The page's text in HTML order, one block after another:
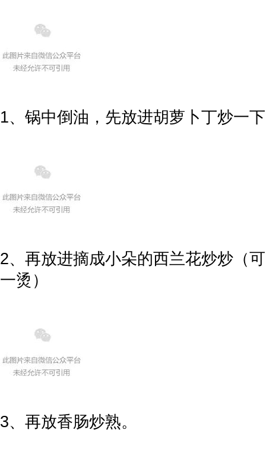
1、锅中倒油，先放进胡萝卜丁炒一
2、再放进摘成小朵的西兰花炒炒（
一烫）
3、再放香肠炒熟。